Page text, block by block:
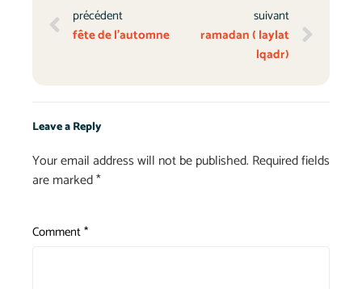
précédent
fête de l’automne
suivant
ramadan ( laylat
lqadr)
Leave a Reply
Your email address will not be published. Required fields
are marked*
Comment*